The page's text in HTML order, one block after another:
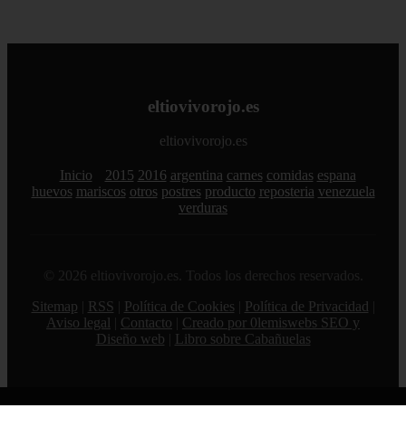
eltiovivorojo.es
eltiovivorojo.es
Inicio 2015 2016 argentina carnes comidas espana
huevos mariscos otros postres producto reposteria venezuela
verduras
© 2026 eltiovivorojo.es. Todos los derechos reservados.
Sitemap
RSS Política de Cookies Política de Privacidad
Aviso legal
Contacto
Creado por 0lemiswebs SEO y
Diseño web
Libro sobre Cabañuelas